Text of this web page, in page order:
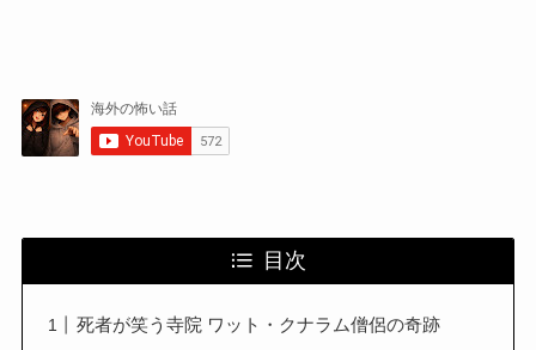
目次
死者が笑う寺院 ワット・クナラム僧侶の奇跡